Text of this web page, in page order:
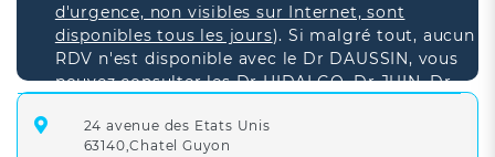
d'urgence, non visibles sur Internet, sont
disponibles tous les jours). Si malgré tout, aucun
RDV n'est disponible avec le Dr DAUSSIN, vous
pouvez consulter les Dr HIDALGO, Dr JUIN, Dr
En cas d'urgence vitale, appeler le
24 avenue des Etats Unis
63140,Chatel Guyon